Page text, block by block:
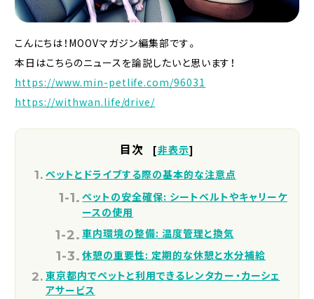
人材募集（ライター、配車スタッフ、デザイナー）
こんにちは！MOOVマガジン編集部です。
本日はこちらのニュースを論説したいと思います！
https://www.min-petlife.com/96031
https://withwan.life/drive/
目次 [非表示]
ペットとドライブする際の基本的な注意点
ペットの安全確保: シートベルトやキャリーケ
ースの使用
車内環境の整備: 温度管理と換気
休憩の重要性: 定期的な休憩と水分補給
東京都内でペットと利用できるレンタカー・カーシェ
アサービス